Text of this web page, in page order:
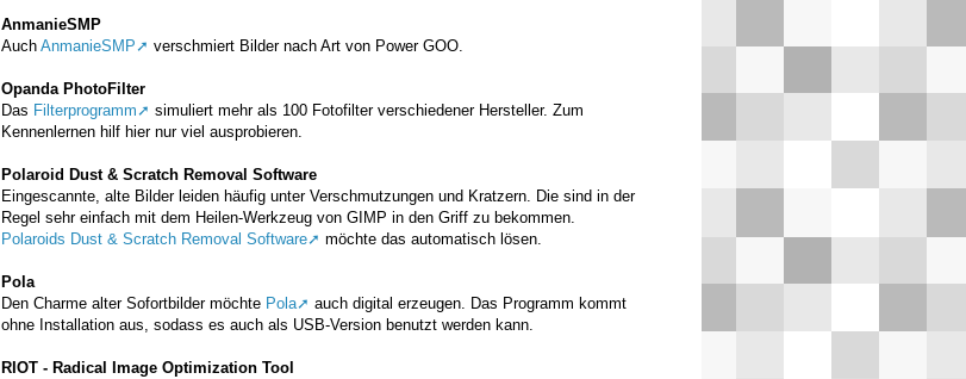
AnmanieSMP
Auch AnmanieSMP verschmiert Bilder nach Art von Power GOO.
Opanda PhotoFilter
Das Filterprogramm
simuliert mehr als 100 Fotofilter verschiedener Hersteller. Zum
Kennenlernen hilf hier nur viel ausprobieren.
Polaroid Dust & Scratch Removal Software
Eingescannte, alte Bilder leiden häufig unter Verschmutzungen und Kratzern. Die sind in der
Regel sehr einfach mit dem Heilen-Werkzeug von GIMP in den Griff zu bekommen.
Polaroids Dust & Scratch Removal Software
möchte das automatisch lösen.
Pola
Den Charme alter Sofortbilder möchte Pola
auch digital erzeugen. Das Programm kommt
ohne Installation aus, sodass es auch als USB-Version benutzt werden kann.
RIOT - Radical Image Optimization Tool